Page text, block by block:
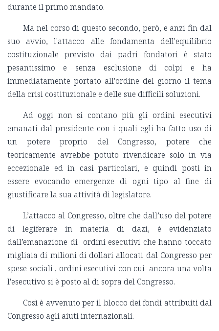
durante il primo mandato.
Ma nel corso di questo secondo, però, e anzi fin dal
suo avvio, l'attacco alle fondamenta dell'equilibrio
costituzionale previsto dai padri fondatori è stato
pesantissimo e senza esclusione di colpi e ha
immediatamente portato all'ordine del giorno il tema
della crisi costituzionale e delle sue difficili soluzioni.
Ad oggi non si contano più gli ordini esecutivi
emanati dal presidente con i quali egli ha fatto uso di
un potere proprio del Congresso, potere che
teoricamente avrebbe potuto rivendicare solo in via
eccezionale ed in casi particolari, e quindi posti in
essere evocando emergenze di ogni tipo al fine di
giustificare la sua attività di legislatore.
L’attacco al Congresso, oltre che dall’uso del potere
di legiferare in materia di dazi, è evidenziato
dall’emanazione di ordini esecutivi che hanno toccato
migliaia di milioni di dollari allocati dal Congresso per
spese sociali , ordini esecutivi con cui ancora una volta
l'esecutivo si è posto al di sopra del Congresso.
Così è avvenuto per il blocco dei fondi attribuiti dal
Congresso agli aiuti internazionali.